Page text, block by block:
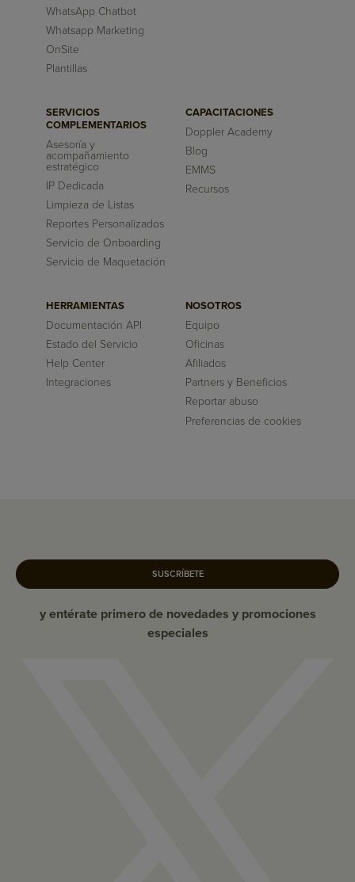
WhatsApp Chatbot
Whatsapp Marketing
OnSite
Plantillas
SERVICIOS
COMPLEMENTARIOS
Asesoría y
acompañamiento
estratégico
IP Dedicada
Limpieza de Listas
Reportes Personalizados
Servicio de Onboarding
Servicio de Maquetación
CAPACITACIONES
Doppler Academy
Blog
EMMS
Recursos
HERRAMIENTAS
Documentación API
Estado del Servicio
Help Center
Integraciones
NOSOTROS
Equipo
Oficinas
Afiliados
Partners y Beneficios
Reportar abuso
Preferencias de cookies
SUSCRÍBETE
y entérate primero de novedades y promociones
especiales